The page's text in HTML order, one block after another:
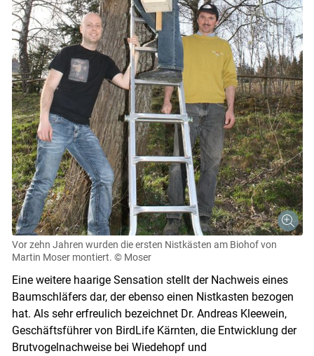
Vor zehn Jahren wurden die ersten Nistkästen am Biohof von
Martin Moser montiert. © Moser
Eine weitere haarige Sensation stellt der Nachweis eines
Baumschläfers dar, der ebenso einen Nistkasten bezogen
hat. Als sehr erfreulich bezeichnet Dr. Andreas Kleewein,
Geschäftsführer von BirdLife Kärnten, die Entwicklung der
Brutvogelnachweise bei Wiedehopf und